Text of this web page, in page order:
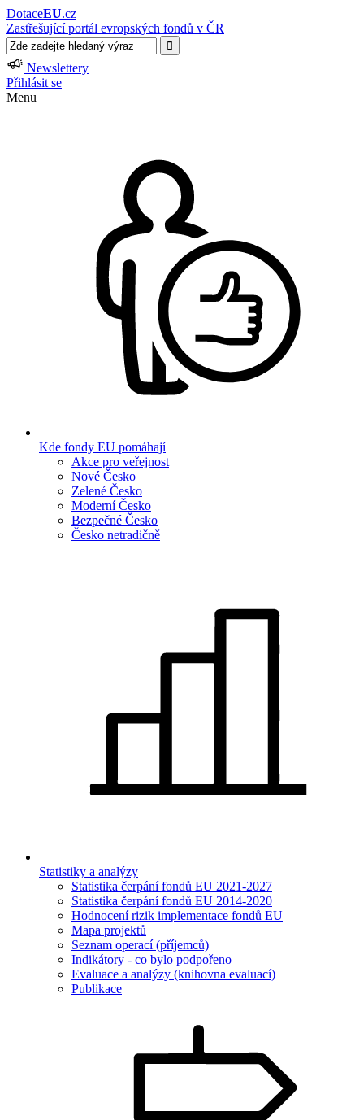
DotaceEU.cz
Zastřešující portál evropských fondů v ČR
Newslettery
Přihlásit se
Menu
Kde fondy EU pomáhají
Akce pro veřejnost
Nové Česko
Zelené Česko
Moderní Česko
Bezpečné Česko
Česko netradičně
Statistiky a analýzy
Statistika čerpání fondů EU 2021-2027
Statistika čerpání fondů EU 2014-2020
Hodnocení rizik implementace fondů EU
Mapa projektů
Seznam operací (příjemců)
Indikátory - co bylo podpořeno
Evaluace a analýzy (knihovna evaluací)
Publikace